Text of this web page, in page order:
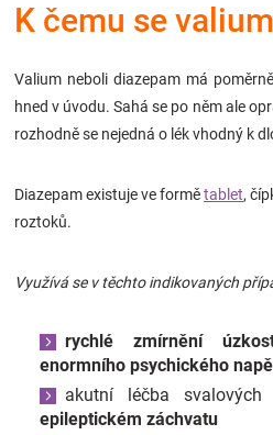
Značky
Blog
Hračkářství
Přihlášení
K čemu se
Valium neboli diazepam má
hned v úvodu. Sahá se po něm ale
rozhodně se nejedná o lék vhodný k
Diazepam existuje ve formětablet,
roztoků.
Využívá se v těchto indikovaných
rychlé zmírnění
enormního psychického
akutní léčba
epileptickém záchvatu